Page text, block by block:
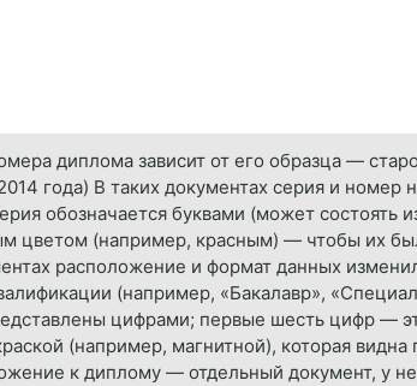
диплома зависит от его образца —
года) В таких документах серия и номер
обозначается буквами (может состоять
цветом (например, красным) — чтобы их
расположение и формат данных
(например, «Бакалавр»,
цифрами; первые шесть цифр —
(например, магнитной), которая
к диплому — отдельный документ, у